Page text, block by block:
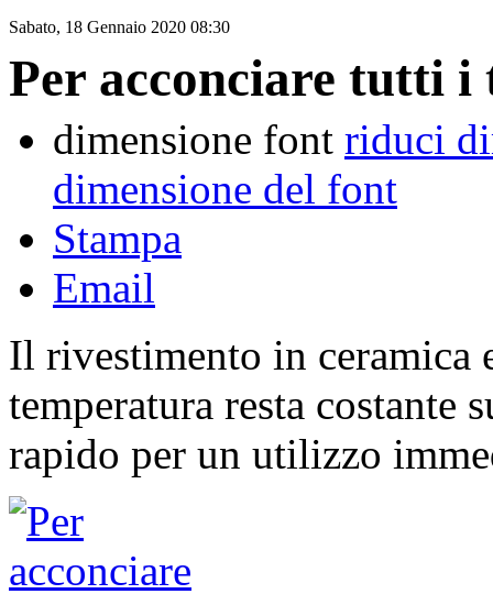
Sabato, 18 Gennaio 2020 08:30
Per acconciare tutti
dimensione font riduci
dimensione del font
Stampa
Email
Il rivestimento in ceramica
temperatura resta costante
rapido per un utilizzo